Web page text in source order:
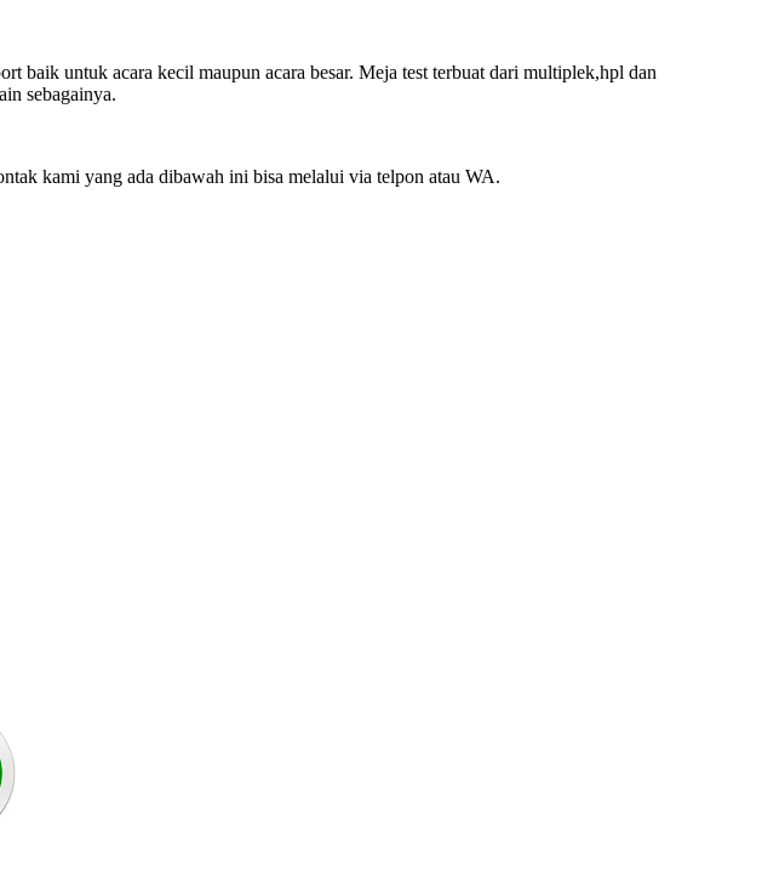
baik untuk acara kecil maupun acara besar. Meja test terbuat dari multiplek,hpl dan
sebagainya.
kami yang ada dibawah ini bisa melalui via telpon atau WA.